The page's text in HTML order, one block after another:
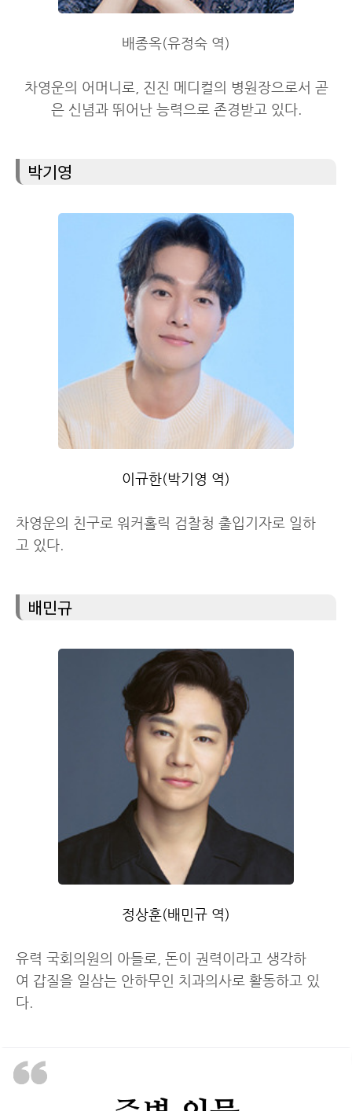
배종옥(유정숙 역)
차영운의 어머니로, 진진 메디컬의 병원장으로서 곧
은 신념과 뛰어난 능력으로 존경받고 있다.
박기영
이규한(박기영 역)
차영운의 친구로 워커홀릭 검찰청 출입기자로 일하
고 있다.
배민규
정상훈(배민규 역)
유력 국회의원의 아들로, 돈이 권력이라고 생각하
여 갑질을 일삼는 안하무인 치과의사로 활동하고 있
다.